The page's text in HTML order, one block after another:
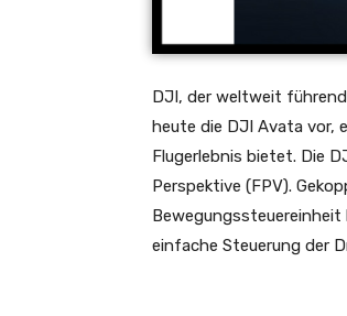
DJI, der weltweit
heute die DJI Avata vor,
Flugerlebnis bietet. Die
Perspektive (FPV).
einfache Steuerung der